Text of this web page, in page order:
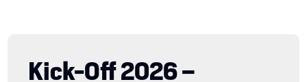
Kick-Off 2026 –